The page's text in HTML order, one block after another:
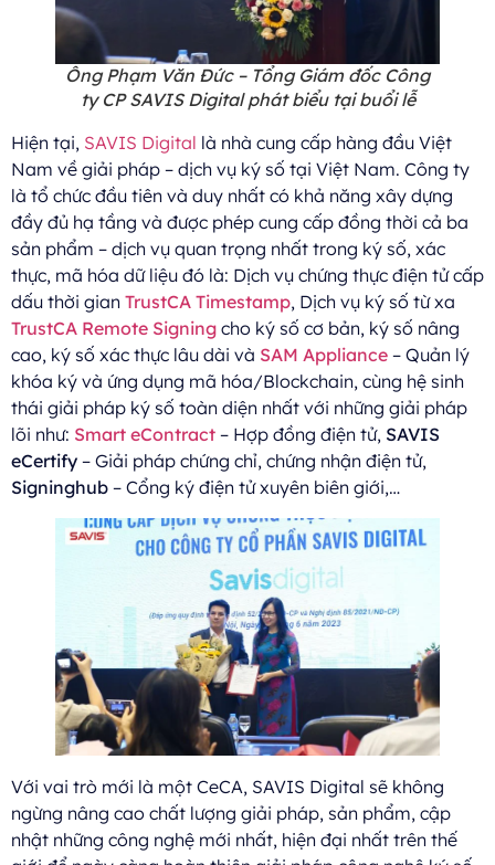
Ông Phạm Văn Đức – Tổng Giám đốc Công
ty CP SAVIS Digital phát biểu tại buổi lễ
Hiện tại, SAVIS Digital là nhà cung cấp hàng đầu Việt
Nam về giải pháp – dịch vụ ký số tại Việt Nam. Công ty
là tổ chức đầu tiên và duy nhất có khả năng xây dựng
đầy đủ hạ tầng và được phép cung cấp đồng thời cả ba
sản phẩm – dịch vụ quan trọng nhất trong ký số, xác
thực, mã hóa dữ liệu đó là: Dịch vụ chứng thực điện tử cấp
dấu thời gian TrustCA Timestamp, Dịch vụ ký số từ xa
TrustCA Remote Signing cho ký số cơ bản, ký số nâng
cao, ký số xác thực lâu dài và SAM Appliance – Quản lý
khóa ký và ứng dụng mã hóa/Blockchain, cùng hệ sinh
thái giải pháp ký số toàn diện nhất với những giải pháp
lõi như: Smart eContract – Hợp đồng điện tử, SAVIS
eCertify – Giải pháp chứng chỉ, chứng nhận điện tử,
Signinghub – Cổng ký điện tử xuyên biên giới,…
Với vai trò mới là một CeCA, SAVIS Digital sẽ không
ngừng nâng cao chất lượng giải pháp, sản phẩm, cập
nhật những công nghệ mới nhất, hiện đại nhất trên thế